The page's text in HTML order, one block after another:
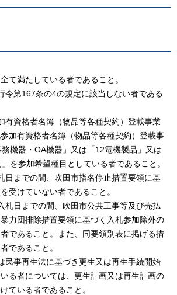
て満たしている者であること。
令第167条の4の規定に該当しない者である
有資格者名簿（物品等各種契約）登載事業
加有資格者名簿（物品等各種契約）登載事
機器・OA機器」又は「12電機製品」又は
」を参加希望種目としている者であること。
日までの間、吹田市指名停止措置要領に基
受けていない者であること。
札日までの間、吹田市公共工事等及び売払
力団排除措置要領に基づく入札参加除外の
であること。また、同要領別表に掲げる措
であること。
民事再生法に基づき更生又は再生手続開始
る者については、更生計画又は再生計画の
ている者であること。